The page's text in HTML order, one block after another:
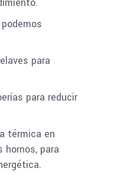
para
para reducir
térmica en
para